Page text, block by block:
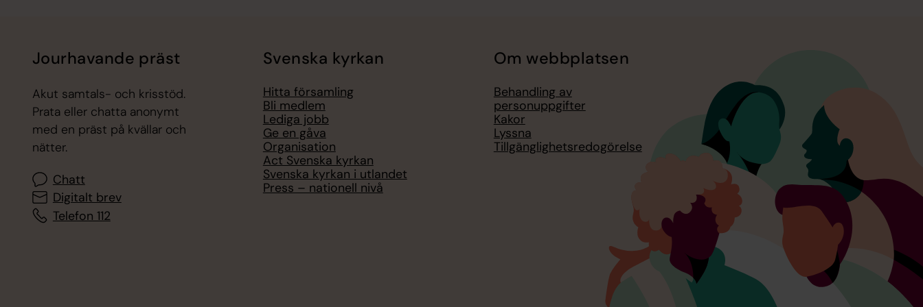
Jourhavande präst
Akut samtals- och krisstöd.
Prata eller chatta anonymt
med en präst på kvällar och
nätter.
Chatt
Digitalt brev
Telefon 112
Svenska kyrkan
Hitta församling
Bli medlem
Lediga jobb
Ge en gåva
Organisation
Act Svenska kyrkan
Svenska kyrkan i utlandet
Press – nationell nivå
Om webbplatsen
Behandling av
personuppgifter
Kakor
Lyssna
Tillgänglighetsredogörelse